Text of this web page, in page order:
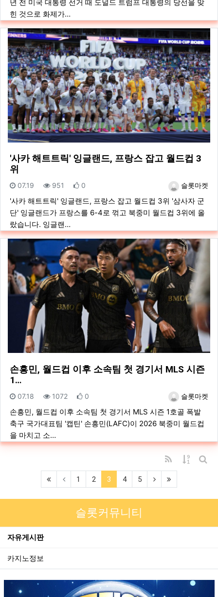
년 전 미국 대통령 선거 때 도널드 트럼프 대통령의 당선을 맞
힌 것으로 화제가…
'사카 해트트릭' 잉글랜드, 프랑스 잡고 월드컵 3
위
등록자슬롯마켓
등록일
07.19 조회
951 추천
0
'사카 해트트릭' 잉글랜드, 프랑스 잡고 월드컵 3위 '삼사자 군
단' 잉글랜드가 프랑스를 6-4로 꺾고 북중미 월드컵 3위에 올
랐습니다. 잉글랜…
손흥민, 월드컵 이후 소속팀 첫 경기서 MLS 시즌
1…
등록자슬롯마켓
등록일
07.18 조회
1072 추천
0
손흥민, 월드컵 이후 소속팀 첫 경기서 MLS 시즌 1호골 폭발
축구 국가대표팀 '캡틴' 손흥민(LAFC)이 2026 북중미 월드컵
을 마치고 소…
RSS
게시물
(first) 1 2 3 (current)
4 5 (next)
슬롯커뮤니티
자유게시판
카지노정보